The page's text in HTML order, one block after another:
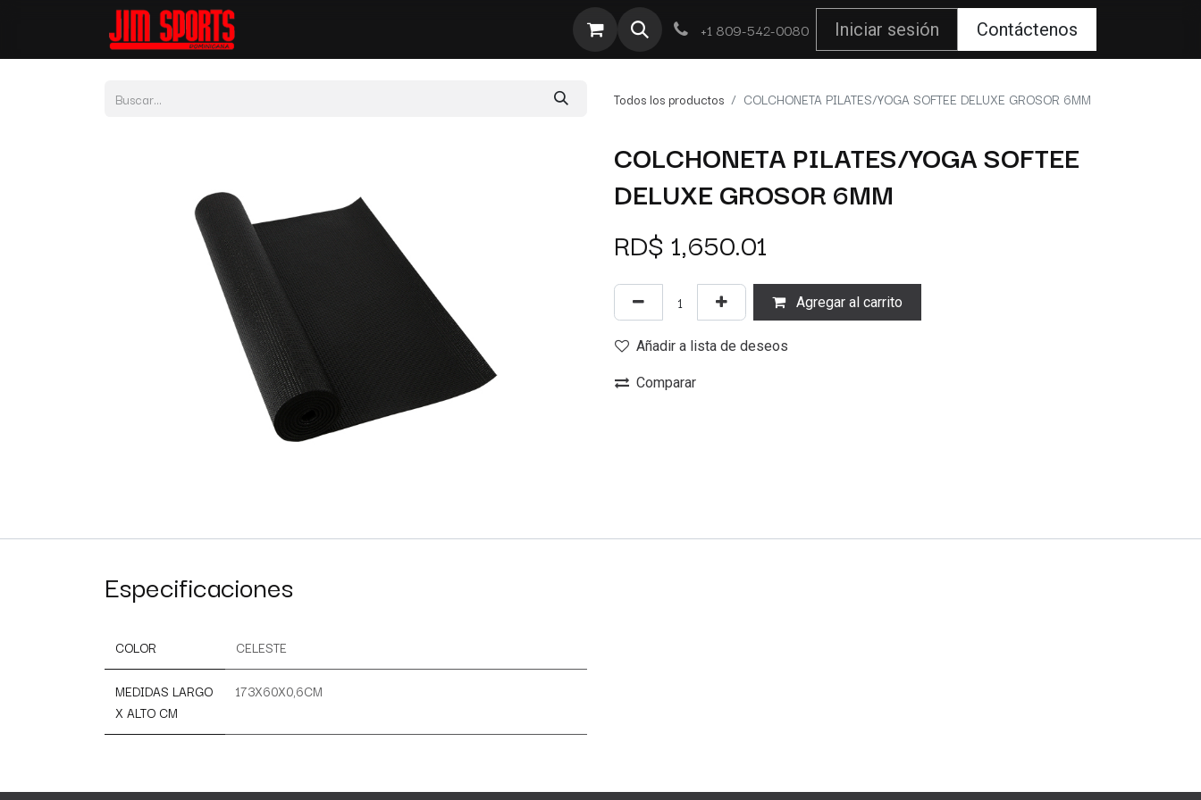
Obra Deportiva Contacto
+1 809-542-0080 Iniciar sesión Contáctenos
Todos los productos COLCHONETA PILATES/YOGA SOFTEE DELUXE GROSOR 6MM
COLCHONETA PILATES/YOGA SOFTEE
DELUXE GROSOR 6MM
RD$1,650.01
Agregar al carrito
Añadir a lista de deseos
Comparar
Especificaciones
COLOR CELESTE
MEDIDAS LARGO
X ALTO CM
173X60X0,6CM